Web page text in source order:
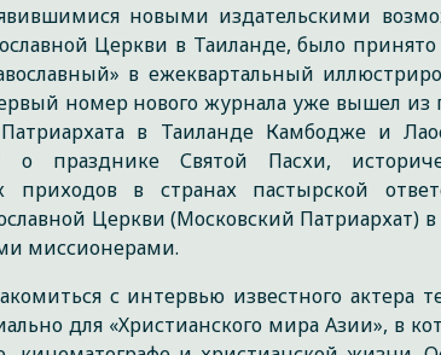
новыми издательскими
Церкви в Таиланде, было
в ежеквартальный
номер нового журнала уже вышел из
Патриархата в Таиланде Камбодже и
о празднике Святой Пасхи,
приходов в странах пастырской
Церкви (Московский Патриархат)
миссионерами.
с интервью известного актера
для «Христианского мира Азии», в